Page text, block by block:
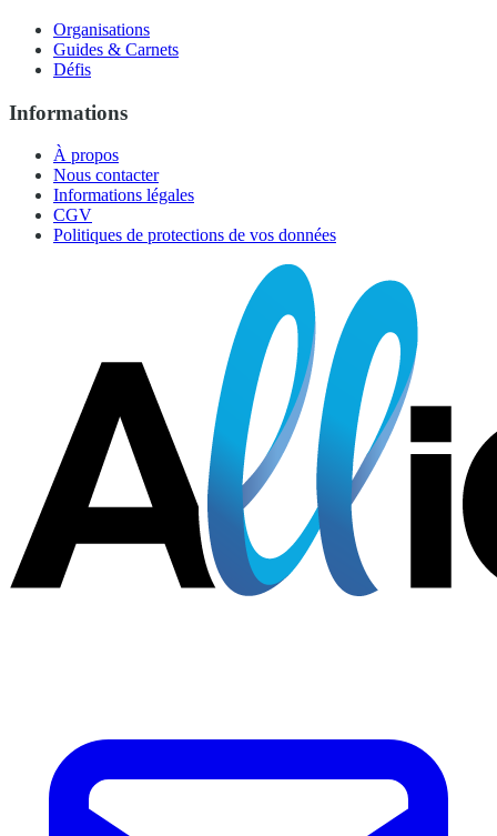
Organisations
Guides & Carnets
Défis
Informations
À propos
Nous contacter
Informations légales
CGV
Politiques de protections de vos données